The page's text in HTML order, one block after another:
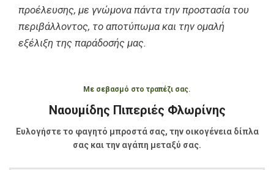
προέλευσης, με γνώμονα πάντα την προστασία του
περιβάλλοντος, το αποτύπωμα και την ομαλή
εξέλιξη της παράδοσής μας.
Με σεβασμό στο τραπέζι σας.
Ναουμίδης Πιπεριές Φλωρίνης
Ευλογήστε το φαγητό μπροστά σας, την οικογένεια δίπλα
σας και την αγάπη μεταξύ σας.